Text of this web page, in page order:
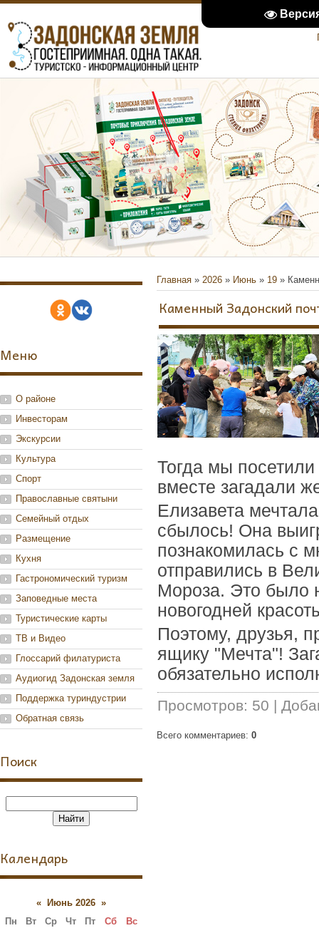
Меню
О районе
Инвесторам
Экскурсии
Культура
Спорт
Православные святыни
Семейный отдых
Размещение
Кухня
Гастрономический туризм
Заповедные места
Туристические карты
ТВ и Видео
Глоссарий филатуриста
Аудиогид Задонская земля
Поддержка туриндустрии
Обратная связь
Поиск
Календарь
« Июнь 2026 »
Пн
Вт Ср Чт Пт Сб
Вс
Главная » 2026 » Июнь » 19 »
Каменный Задонский
Тогда мы
вместе загадали
Елизавета
сбылось! Она
познакомилась с
отправились в
Мороза. Это было
новогодней
Поэтому, друзья,
ящику "Мечта"!
обязательно
Просмотров: 50 |
Всего комментариев: 0